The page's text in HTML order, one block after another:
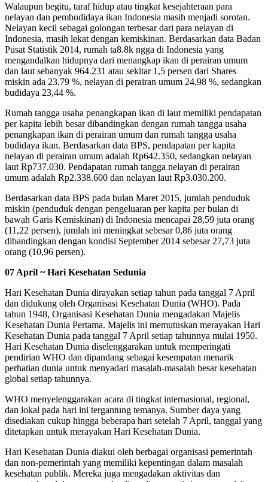
Walaupun begitu, taraf hidup atau tingkat kesejahteraan para
nelayan dan pembudidaya ikan Indonesia masih menjadi sorotan.
Nelayan kecil sebagai golongan terbesar dari para nelayan di
Indonesia, masih lekat dengan kemiskinan. Berdasarkan data Badan
Pusat Statistik 2014, rumah ta8.8k ngga di Indonesia yang
mengandalkan hidupnya dari menangkap ikan di perairan umum
dan laut sebanyak 964.231 atau sekitar 1,5 persen dari Shares
miskin ada 23,79 %, nelayan di perairan umum 24,98 %, sedangkan
budidaya 23,44 %.
Rumah tangga usaha penangkapan ikan di laut memiliki pendapatan
per kapita lebih besar dibandingkan dengan rumah tangga usaha
penangkapan ikan di perairan umum dan rumah tangga usaha
budidaya ikan. Berdasarkan data BPS, pendapatan per kapita
nelayan di perairan umum adalah Rp642.350, sedangkan nelayan
laut Rp737.030. Pendapatan rumah tangga nelayan di perairan
umum adalah Rp2.338.600 dan nelayan laut Rp3.030.200.
Berdasarkan data BPS pada bulan Maret 2015, jumlah penduduk
miskin (penduduk dengan pengeluaran per kapita per bulan di
bawah Garis Kemiskinan) di Indonesia mencapai 28,59 juta orang
(11,22 persen), jumlah ini meningkat sebesar 0,86 juta orang
dibandingkan dengan kondisi September 2014 sebesar 27,73 juta
orang (10,96 persen).
07 April ~ Hari Kesehatan Sedunia
Hari Kesehatan Dunia dirayakan setiap tahun pada tanggal 7 April
dan didukung oleh Organisasi Kesehatan Dunia (WHO). Pada
tahun 1948, Organisasi Kesehatan Dunia mengadakan Majelis
Kesehatan Dunia Pertama. Majelis ini memutuskan merayakan Hari
Kesehatan Dunia pada tanggal 7 April setiap tahunnya mulai 1950.
Hari Kesehatan Dunia diselenggarakan untuk memperingati
pendirian WHO dan dipandang sebagai kesempatan menarik
perhatian dunia untuk menyadari masalah-masalah besar kesehatan
global setiap tahunnya.
WHO menyelenggarakan acara di tingkat internasional, regional,
dan lokal pada hari ini tergantung temanya. Sumber daya yang
disediakan cukup hingga beberapa hari setelah 7 April, tanggal yang
ditetapkan untuk merayakan Hari Kesehatan Dunia.
Hari Kesehatan Dunia diakui oleh berbagai organisasi pemerintah
dan non-pemerintah yang memiliki kepentingan dalam masalah
kesehatan publik. Mereka juga mengadakan aktivitas dan